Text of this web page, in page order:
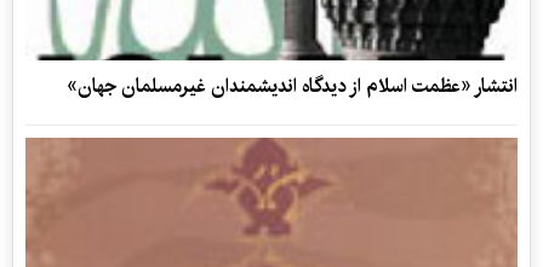
انتشار «عظمت اسلام از ديدگاه انديشمندان غيرمسلمان جهان»